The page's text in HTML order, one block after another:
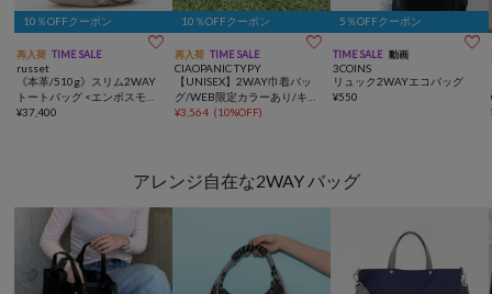
10％OFFクーポン
再入荷 TIME SALE 
russet
《本革/510g》スリム2WAY
トートバッグ <エンボスモノ
グラム>
¥37,400
10％OFFクーポン
再入荷 TIME SALE 
CIAOPANIC TYPY
【UNISEX】2WAY巾着バッ
グ/WEB限定カラーあり/キー
ホルダー付き
¥3,564 (10%OFF)
5％OFFクーポン
TIME SALE 動画 
3COINS
リュック2WAYエコバッグ
¥550
アレンジ自在な2WAY バッグ